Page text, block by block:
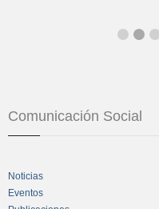
Comunicación Social
Noticias
Eventos